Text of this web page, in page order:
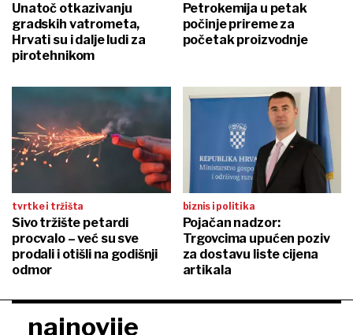
Unatoč otkazivanju
gradskih vatrometa,
Hrvati su i dalje ludi za
pirotehnikom
Petrokemija u petak
počinje prireme za
početak proizvodnje
tvrtke i tržišta
Sivo tržište petardi
procvalo – već su sve
prodali i otišli na godišnji
odmor
biznis i politika
Pojačan nadzor:
Trgovcima upućen poziv
za dostavu liste cijena
artikala
najnovije